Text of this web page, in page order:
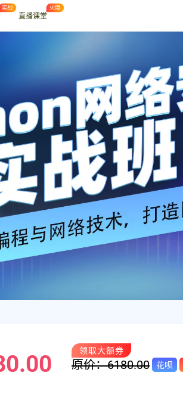
直播课堂
原价：6180.00 花呗